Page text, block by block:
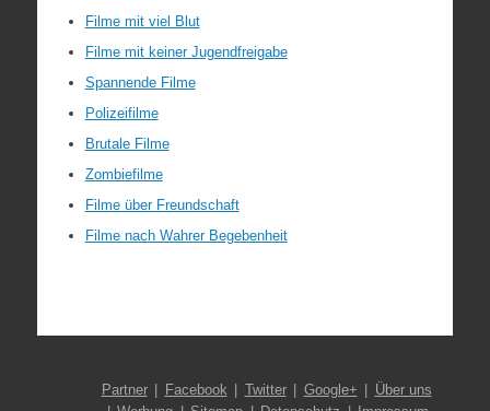
Filme mit viel Blut
Filme mit keiner Jugendfreigabe
Spannende Filme
Polizeifilme
Brutale Filme
Zombiefilme
Filme über Freundschaft
Filme nach Wahrer Begebenheit
Partner Facebook Twitter Google+
Über uns